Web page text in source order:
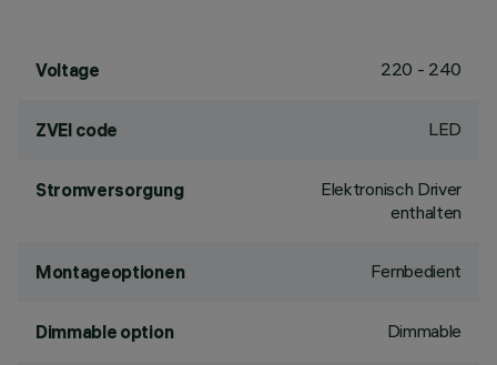
Voltage 220 - 240
ZVEI code LED
Stromversorgung
Elektronisch Driver
enthalten
Montageoptionen Fernbedient
Dimmable option Dimmable